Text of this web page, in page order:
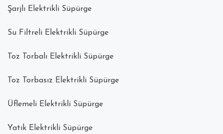
Şarjlı Elektrikli Süpürge
Su Filtreli Elektrikli Süpürge
Toz Torbalı Elektrikli Süpürge
Toz Torbasız Elektrikli Süpürge
Üflemeli Elektrikli Süpürge
Yatık Elektrikli Süpürge